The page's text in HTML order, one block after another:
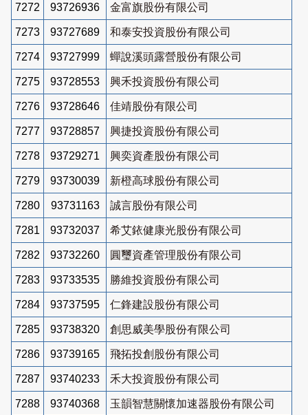
7272 93726936 金富旗股份有限公司
7273 93727689 和泰安投資股份有限公司
7274 93727999 蟬說溪頭露營股份有限公司
7275 93728553 興禾投資股份有限公司
7276 93728646 佳靖股份有限公司
7277 93728857 興捷投資股份有限公司
7278 93729271 興奕資產股份有限公司
7279 93730039 新橙高球股份有限公司
7280 93731163 誠言股份有限公司
7281 93732037 希艾銥健康光股份有限公司
7282 93732260 圓璽資產管理股份有限公司
7283 93733535 勝維投資股份有限公司
7284 93737595 仁鋒建設股份有限公司
7285 93738320 創思威美學股份有限公司
7286 93739165 飛拓投創股份有限公司
7287 93740233 禾大投資股份有限公司
7288 93740368 玉韻智慧關懷加速器股份有限公司